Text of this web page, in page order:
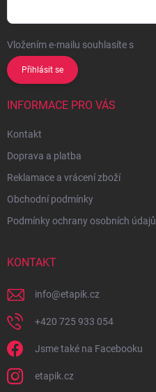
Vložením e-mailu souhlasíte s
Přihlásit se
INFORMACE PRO VÁS
Kontakt
Doprava a platba
Reklamace a vrácení zboží
Obchodní podmínky
Podmínky ochrany osobních údajů
KONTAKT
info@etapik.cz
+420 725 933 054
Jsme také na Facebooku
etapik.cz